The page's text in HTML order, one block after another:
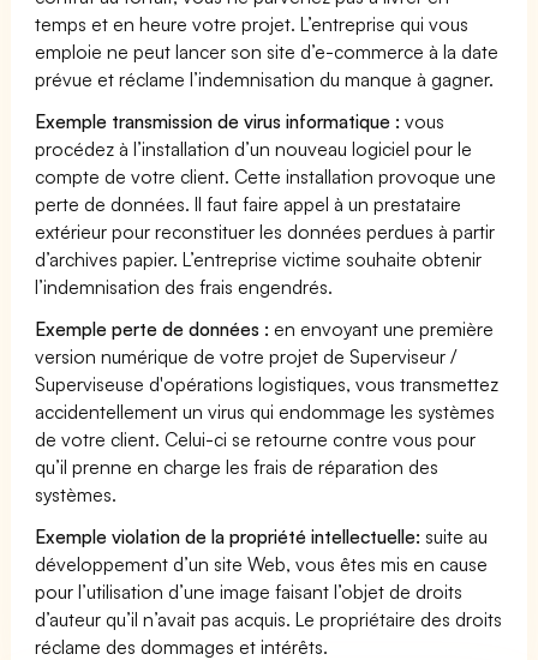
temps et en heure votre projet. L’entreprise qui vous
emploie ne peut lancer son site d’e-commerce à la date
prévue et réclame l’indemnisation du manque à gagner.
Exemple transmission de virus informatique : vous
procédez à l’installation d’un nouveau logiciel pour le
compte de votre client. Cette installation provoque une
perte de données. Il faut faire appel à un prestataire
extérieur pour reconstituer les données perdues à partir
d’archives papier. L’entreprise victime souhaite obtenir
l’indemnisation des frais engendrés.
Exemple perte de données : en envoyant une première
version numérique de votre projet de Superviseur /
Superviseuse d'opérations logistiques, vous transmettez
accidentellement un virus qui endommage les systèmes
de votre client. Celui-ci se retourne contre vous pour
qu’il prenne en charge les frais de réparation des
systèmes.
Exemple violation de la propriété intellectuelle: suite au
développement d’un site Web, vous êtes mis en cause
pour l’utilisation d’une image faisant l’objet de droits
d’auteur qu’il n’avait pas acquis. Le propriétaire des droits
réclame des dommages et intérêts.